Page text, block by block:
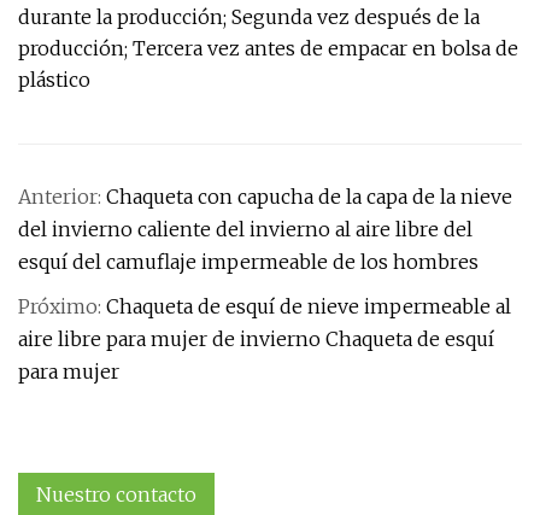
durante la producción; Segunda vez después de la
producción; Tercera vez antes de empacar en bolsa de
plástico
Anterior: Chaqueta con capucha de la capa de la nieve
del invierno caliente del invierno al aire libre del
esquí del camuflaje impermeable de los hombres
Próximo: Chaqueta de esquí de nieve impermeable al
aire libre para mujer de invierno Chaqueta de esquí
para mujer
Nuestro contacto